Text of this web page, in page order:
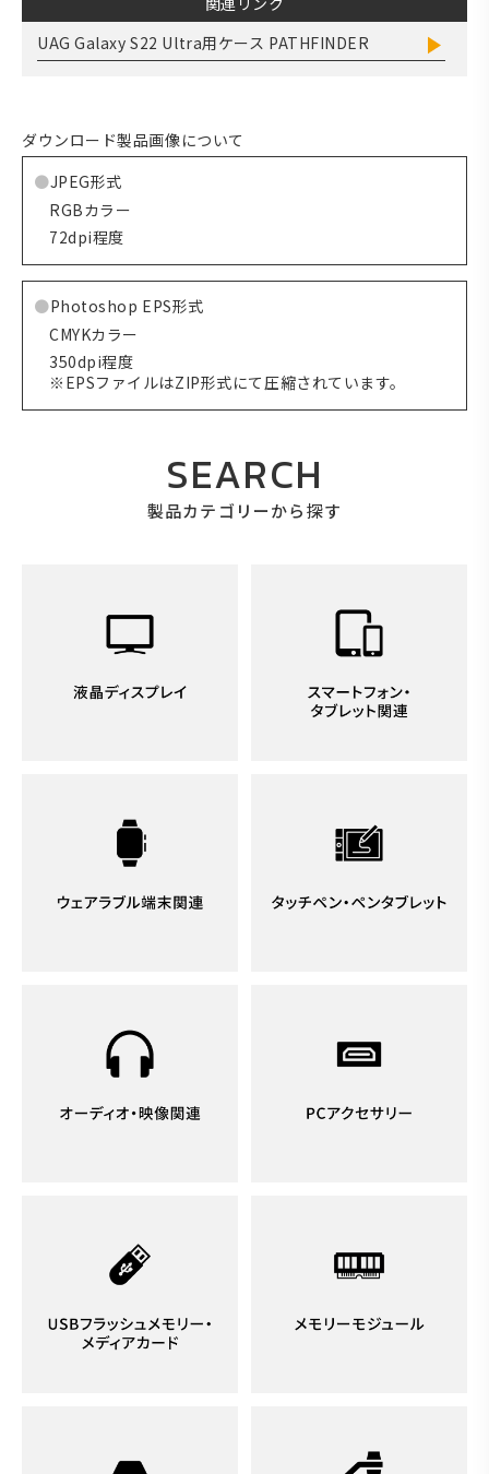
UAG Galaxy S22 Ultra用ケース PATHFINDER
ダウンロード製品画像について
JPEG形式
RGBカラー
72dpi程度
Photoshop EPS形式
CMYKカラー
350dpi程度
※EPSファイルはZIP形式にて圧縮されています。
SEARCH
製品カテゴリーから探す